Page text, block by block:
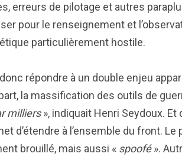
erreurs de pilotage et autres
pour le renseignement et
particulièrement hostile.
répondre à un double enjeu
la massification des outils de
milliers», indiquait Henri Seydoux. Et
d’étendre à l’ensemble du front. Le
brouillé, mais aussi « spoofé».